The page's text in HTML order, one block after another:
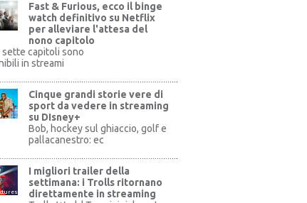
Fast & Furious, ecco il binge
watch definitivo su Netflix
per alleviare l'attesa del
nono capitolo
sette capitoli sono
in streami
Cinque grandi storie vere di
sport da vedere in streaming
su DIsney+
Bob, hockey sul ghiaccio, golf e
pallacanestro: ec
I migliori trailer della
settimana: i Trolls ritornano
direttamente in streaming